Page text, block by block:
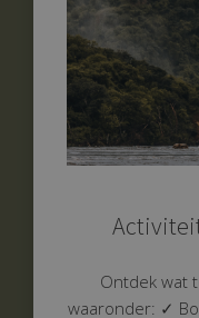
Ontdek wat
waaronder: ✓